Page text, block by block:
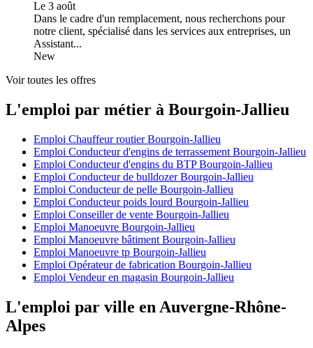
Le 3 août
Dans le cadre d'un remplacement, nous recherchons pour
notre client, spécialisé dans les services aux entreprises, un
Assistant...
New
Voir toutes les offres
L'emploi par métier à Bourgoin-Jallieu
Emploi Chauffeur routier Bourgoin-Jallieu
Emploi Conducteur d'engins de terrassement Bourgoin-Jallieu
Emploi Conducteur d'engins du BTP Bourgoin-Jallieu
Emploi Conducteur de bulldozer Bourgoin-Jallieu
Emploi Conducteur de pelle Bourgoin-Jallieu
Emploi Conducteur poids lourd Bourgoin-Jallieu
Emploi Conseiller de vente Bourgoin-Jallieu
Emploi Manoeuvre Bourgoin-Jallieu
Emploi Manoeuvre bâtiment Bourgoin-Jallieu
Emploi Manoeuvre tp Bourgoin-Jallieu
Emploi Opérateur de fabrication Bourgoin-Jallieu
Emploi Vendeur en magasin Bourgoin-Jallieu
L'emploi par ville en Auvergne-Rhône-
Alpes